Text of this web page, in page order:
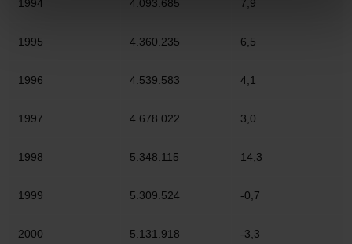
1994 4.093.685 7,9
1995 4.360.235 6,5
1996 4.539.583 4,1
1997 4.678.022 3,0
1998 5.348.115 14,3
1999 5.309.524 -0,7
2000 5.131.918 -3,3